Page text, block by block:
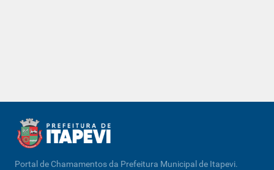
Portal de Chamamentos da Prefeitura Municipal de Itapevi.